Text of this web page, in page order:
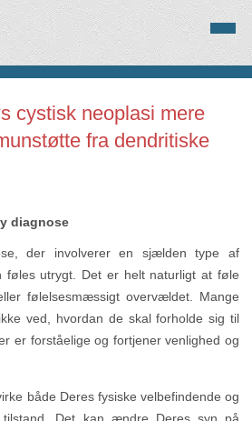
cystisk neoplasi mere
fra dendritiske
diagnose
der involverer en sjælden type af
føles utrygt. Det er helt naturligt at føle
følelsesmæssigt overvældet. Mange
ved, hvordan de skal forholde sig til
er forståelige og fortjener venlighed og
både Deres fysiske velbefindende og